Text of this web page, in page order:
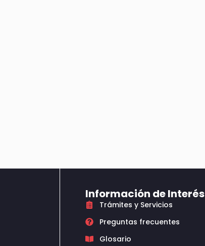
Información de Interés
Trámites y Servicios
Preguntas frecuentes
Glosario